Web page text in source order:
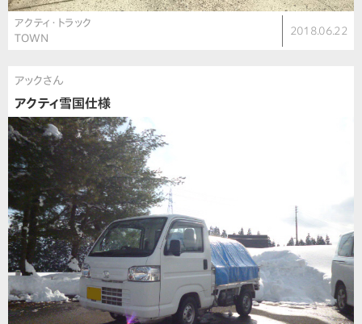
アクティ・トラック
TOWN
2018.06.22
アックさん
アクティ雪国仕様